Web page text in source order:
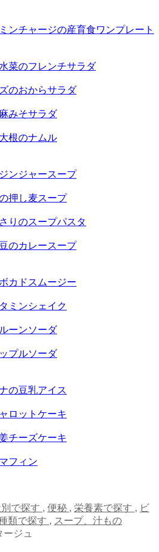
ンチャージの産育食ワンプレート
菜のフレンチサラダ
のおからサラダ
みそサラダ
根のナムル
ンジャースープ
押し麦スープ
りのスープパスタ
のカレースープ
カドスムージー
ミンシェイク
ーンソーダ
プルソーダ
の豆乳アイス
ロットケーキ
チーズケーキ
フィン
で探す , 便秘 , 栄養素で探す , ビ
類で探す , スープ、汁もの
ジュ